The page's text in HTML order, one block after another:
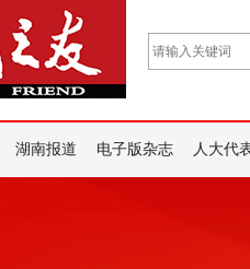
湖南报道 电子版杂志 人大代